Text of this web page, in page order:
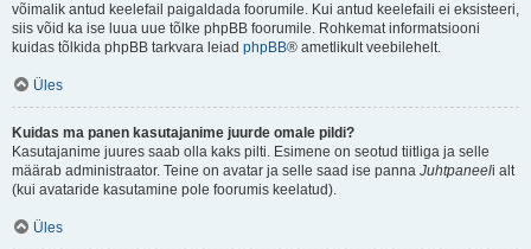
võimalik antud keelefail paigaldada foorumile. Kui antud keelefaili ei eksisteeri,
siis võid ka ise luua uue tõlke phpBB foorumile. Rohkemat informatsiooni
kuidas tõlkida phpBB tarkvara leiad phpBB® ametlikult veebilehelt.
Üles
Kuidas ma panen kasutajanime juurde omale pildi?
Kasutajanime juures saab olla kaks pilti. Esimene on seotud tiitliga ja selle
määrab administraator. Teine on avatar ja selle saad ise panna Juhtpaneeli alt
(kui avataride kasutamine pole foorumis keelatud).
Üles